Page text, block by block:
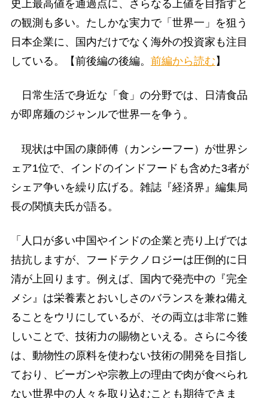
史上最高値を通過点に、さらなる上値を目指すと
の観測も多い。たしかな実力で「世界一」を狙う
日本企業に、国内だけでなく海外の投資家も注目
している。【前後編の後編。 前編から読む 】
日常生活で身近な「食」の分野では、日清食品
が即席麺のジャンルで世界一を争う。
現状は中国の康師傅（カンシーフー）が世界シ
ェア1位で、インドのインドフードも含めた3者が
シェア争いを繰り広げる。雑誌『経済界』編集局
長の関慎夫氏が語る。
「人口が多い中国やインドの企業と売り上げでは
拮抗しますが、フードテクノロジーは圧倒的に日
清が上回ります。例えば、国内で発売中の『完全
メシ』は栄養素とおいしさのバランスを兼ね備え
ることをウリにしているが、その両立は非常に難
しいことで、技術力の賜物といえる。さらに今後
は、動物性の原料を使わない技術の開発を目指し
ており、ビーガンや宗教上の理由で肉が食べられ
ない世界中の人々を取り込むことも期待できま